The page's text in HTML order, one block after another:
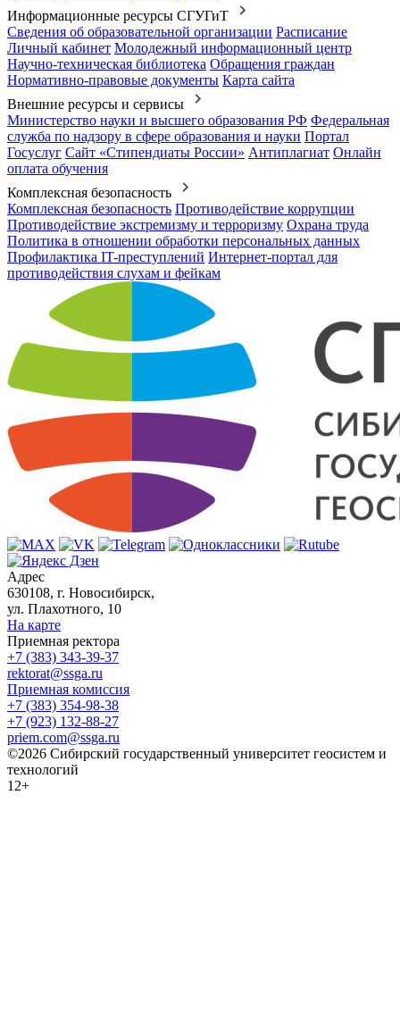
Информационные ресурсы СГУГиТ
Сведения об образовательной организации Расписание
Личный кабинет Молодежный информационный центр
Научно-техническая библиотека Обращения граждан
Нормативно-правовые документы Карта сайта
Внешние ресурсы и сервисы
Министерство науки и высшего образования РФ Федеральная
служба по надзору в сфере образования и науки Портал
Госуслуг Сайт «Стипендиаты России» Антиплагиат Онлайн
оплата обучения
Комплексная безопасность
Комплексная безопасность Противодействие коррупции
Противодействие экстремизму и терроризму Охрана труда
Политика в отношении обработки персональных данных
Профилактика IT-преступлений Интернет-портал для
противодействия слухам и фейкам
Адрес
630108, г. Новосибирск,
ул. Плахотного, 10
На карте
Приемная ректора
+7 (383) 343-39-37
rektorat@ssga.ru
Приемная комиссия
+7 (383) 354-98-38
+7 (923) 132-88-27
priem.com@ssga.ru
©2026 Сибирский государственный университет геосистем и
технологий
12+